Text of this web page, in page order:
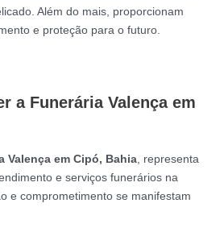
Além do mais, proporcionam
e proteção para o futuro.
a Funerária Valença em
Valença em Cipó, Bahia, representa
e serviços funerários na
e comprometimento se manifestam